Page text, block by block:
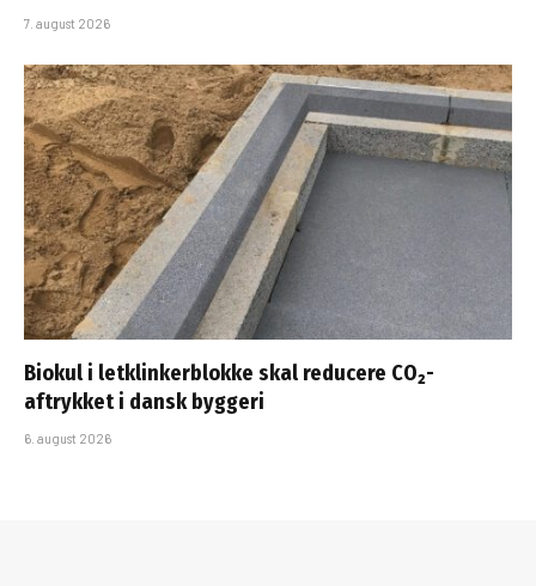
7. august 2026
Biokul i letklinkerblokke skal reducere CO₂-
aftrykket i dansk byggeri
6. august 2026